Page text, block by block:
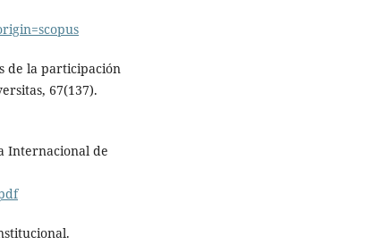
de la participación
67(137).
Internacional de